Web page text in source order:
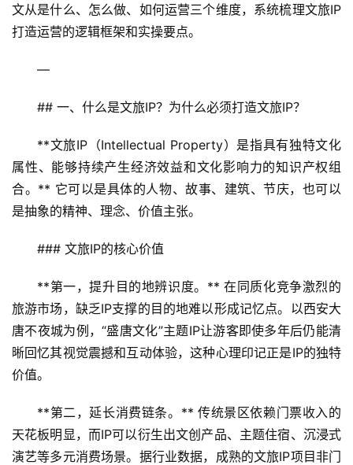
文从是什么、怎么做、如何运营三个维度，系统梳理文旅IP
打造运营的逻辑框架和实操要点。
—
## 一、什么是文旅IP？为什么必须打造文旅IP？
**文旅IP（Intellectual Property）是指具有独特文化
属性、能够持续产生经济效益和文化影响力的知识产权组
合。** 它可以是具体的人物、故事、建筑、节庆，也可以
是抽象的精神、理念、价值主张。
### 文旅IP的核心价值
**第一，提升目的地辨识度。** 在同质化竞争激烈的
旅游市场，缺乏IP支撑的目的地难以形成记忆点。以西安大
唐不夜城为例，“盛唐文化”主题IP让游客即使多年后仍能清
晰回忆其视觉震撼和互动体验，这种心理印记正是IP的独特
价值。
**第二，延长消费链条。** 传统景区依赖门票收入的
天花板明显，而IP可以衍生出文创产品、主题住宿、沉浸式
演艺等多元消费场景。据行业数据，成熟的文旅IP项目非门